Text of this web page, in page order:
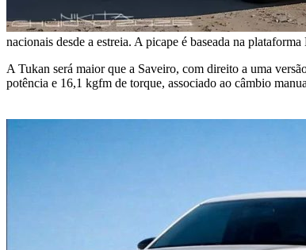
nacionais desde a estreia. A picape é baseada na
A Tukan será maior que a Saveiro, com direito a uma
potência e 16,1 kgfm de torque, associado ao câmbio